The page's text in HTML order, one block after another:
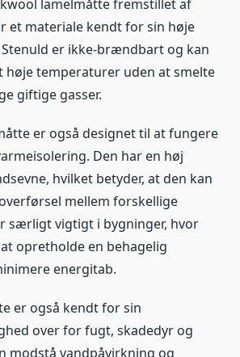
lamelmåtte fremstillet af
et materiale kendt for sin høje
er ikke-brændbart og kan
høje temperaturer uden at smelte
giftige gasser.
er også designet til at fungere
Den har en høj
hvilket betyder, at den kan
mellem forskellige
særligt vigtigt i bygninger, hvor
opretholde en behagelig
energitab.
er også kendt for sin
over for fugt, skadedyr og
modstå vandpåvirkning og